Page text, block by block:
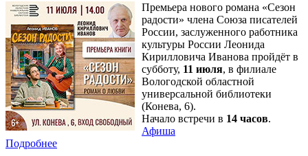
Премьера нового романа «Сезон
радости» члена Союза писателей
России, заслуженного работника
культуры России Леонида
Кирилловича Иванова пройдёт в
субботу, 11 июля, в филиале
Вологодской областной
универсальной библиотеки
(Конева, 6).
Начало встречи в 14 часов.
Афиша
Подробнее